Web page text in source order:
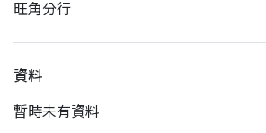
旺角分行
資料
暫時未有資料